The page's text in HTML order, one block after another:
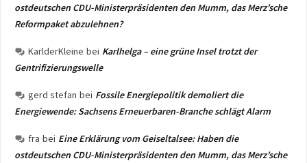
ostdeutschen CDU-Ministerpräsidenten den Mumm, das Merz’sche
Reformpaket abzulehnen?
KarlderKleine bei Karlhelga – eine grüne Insel trotzt der
Gentrifizierungswelle
gerd stefan bei Fossile Energiepolitik demoliert die
Energiewende: Sachsens Erneuerbaren-Branche schlägt Alarm
fra bei Eine Erklärung vom Geiseltalsee: Haben die
ostdeutschen CDU-Ministerpräsidenten den Mumm, das Merz’sche